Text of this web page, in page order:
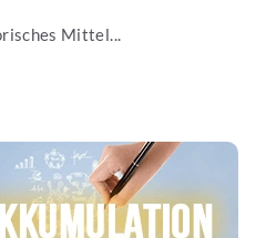
Mittel...
lesen